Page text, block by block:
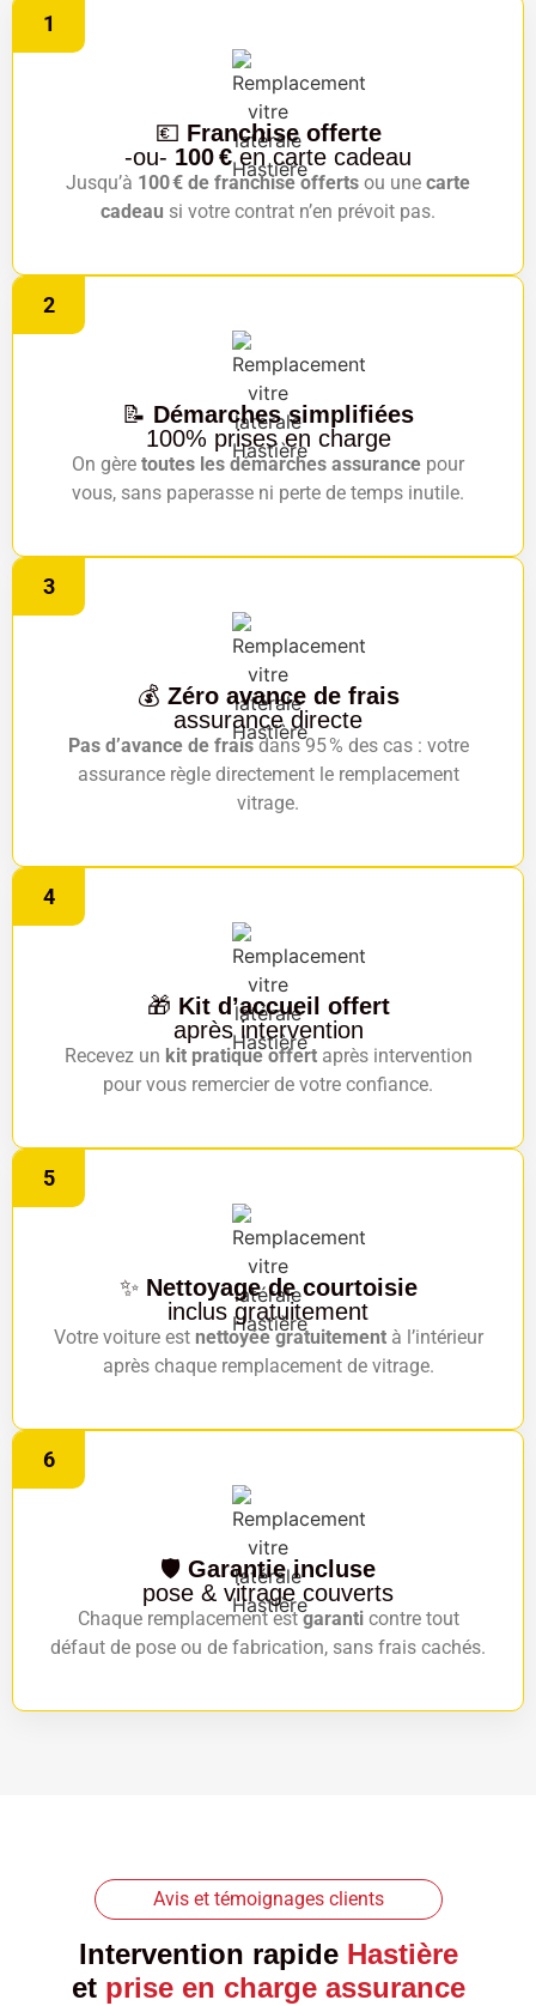
1
💶 Franchise offerte
-ou- 100 €en carte cadeau
Jusqu’à 100 € de franchise offerts ou une carte
cadeau si votre contrat n’en prévoit pas.
2
📝 Démarches simplifiées
100% prises en charge
On gère toutes les démarches assurance pour
vous, sans paperasse ni perte de temps inutile.
3
💰 Zéro avance de frais
assurance directe
Pas d’avance de fraisdans 95 % des cas : votre
assurance règle directement le remplacement
vitrage.
4
🎁 Kit d’accueil offert
après intervention
Recevez un kit pratique offertaprès intervention
pour vous remercier de votre confiance.
5
✨ Nettoyage de courtoisie
inclus gratuitement
Votre voiture est nettoyée gratuitementà l’intérieur
après chaque remplacement de vitrage.
6
🛡️ Garantie incluse
pose & vitrage couverts
Chaque remplacement estgaranticontre tout
défaut de pose ou de fabrication, sans frais cachés.
Avis et témoignages clients
Intervention rapide Hastière
et prise en charge assurance